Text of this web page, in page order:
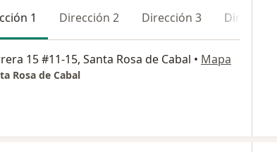
1 Dirección 2 Dirección 3 Dirección 4
15 #11-15, Santa Rosa de Cabal • Mapa
Rosa de Cabal